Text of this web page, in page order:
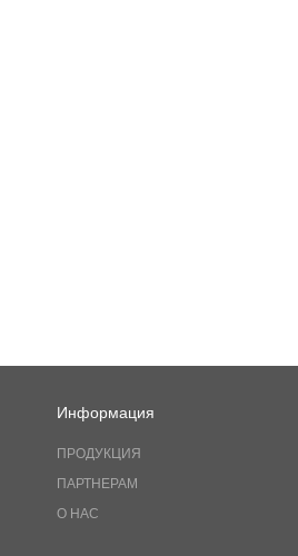
Информация
ПРОДУКЦИЯ
ПАРТНЕРАМ
О НАС